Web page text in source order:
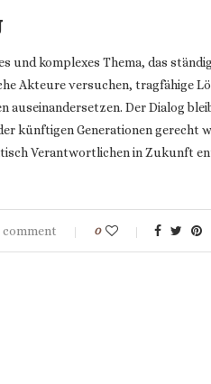
und komplexes Thema, das
Akteure versuchen, tragfähige
auseinandersetzen. Der Dialog
künftigen Generationen gerecht
Verantwortlichen in Zukunft
comment 0